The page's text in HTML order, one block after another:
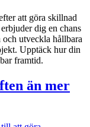
att göra skillnad
dig en chans
utveckla hållbara
Upptäck hur din
framtid.
än mer